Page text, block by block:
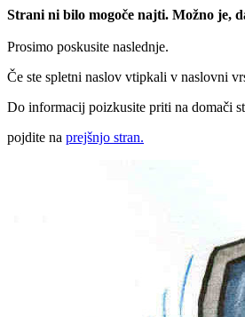
Strani ni bilo mogoče najti. Možno je,
Prosimo poskusite naslednje.
Če ste spletni naslov vtipkali v naslovni
Do informacij poizkusite priti na domači
pojdite na prejšnjo stran.